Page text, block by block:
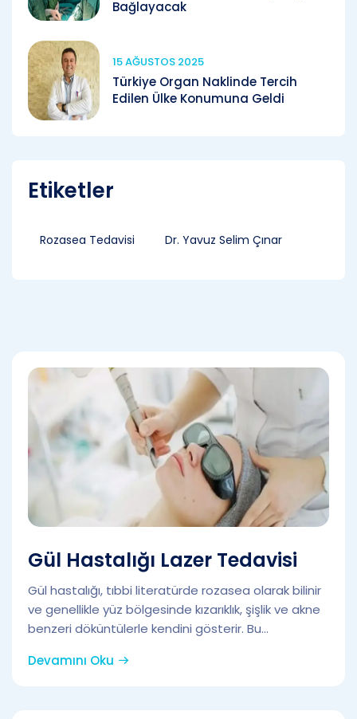
Bağlayacak
15 AĞUSTOS 2025
Türkiye Organ Naklinde Tercih
Edilen Ülke Konumuna Geldi
Etiketler
Rozasea Tedavisi Dr. Yavuz Selim Çınar
Gül Hastalığı Lazer Tedavisi
Gül hastalığı, tıbbi literatürde rozasea olarak bilinir
ve genellikle yüz bölgesinde kızarıklık, şişlik ve akne
benzeri döküntülerle kendini gösterir. Bu...
Devamını Oku